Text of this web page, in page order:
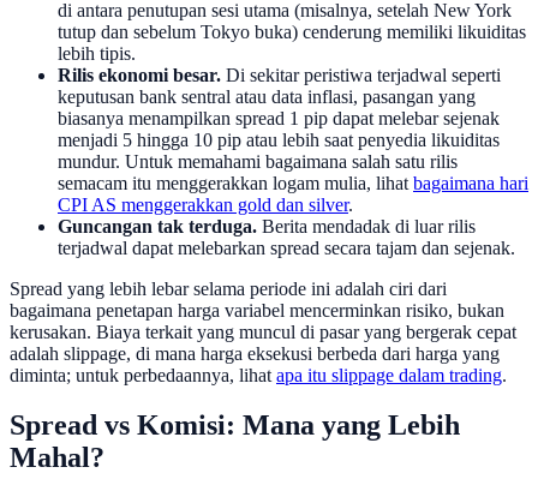
di antara penutupan sesi utama (misalnya, setelah New York
tutup dan sebelum Tokyo buka) cenderung memiliki likuiditas
lebih tipis.
Rilis ekonomi besar. Di sekitar peristiwa terjadwal seperti
keputusan bank sentral atau data inflasi, pasangan yang
biasanya menampilkan spread 1 pip dapat melebar sejenak
menjadi 5 hingga 10 pip atau lebih saat penyedia likuiditas
mundur. Untuk memahami bagaimana salah satu rilis
semacam itu menggerakkan logam mulia, lihat bagaimana hari
CPI AS menggerakkan gold dan silver.
Guncangan tak terduga. Berita mendadak di luar rilis
terjadwal dapat melebarkan spread secara tajam dan sejenak.
Spread yang lebih lebar selama periode ini adalah ciri dari
bagaimana penetapan harga variabel mencerminkan risiko, bukan
kerusakan. Biaya terkait yang muncul di pasar yang bergerak cepat
adalah slippage, di mana harga eksekusi berbeda dari harga yang
diminta; untuk perbedaannya, lihat apa itu slippage dalam trading.
Spread vs Komisi: Mana yang Lebih
Mahal?